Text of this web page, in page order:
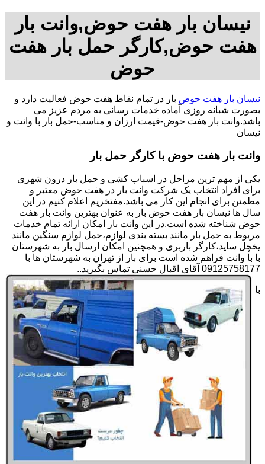
نیسان بار هفت حوض,وانت بار
هفت حوض,کارگر حمل بار هفت
حوض
نیسان بار هفت حوض بار در تمام نقاط هفت حوض فعالیت دارد و
بصورت شبانه روزی آماده خدمات رسانی به مردم عزیز می
باشد.وانت بار هفت حوض-قیمت ارزان و مناسب-حمل بار با وانت و
نیسان
وانت بار هفت حوض با کارگر حمل بار
یکی از مهم ترین مراحل در اسباب کشی و حمل بار درون شهری
برای افراد انتخاب یک شرکت وانت بار در هفت حوض معتبر و
مطمئن برای انجام این کار می باشد.مفتخریم اعلام کنیم در این
سال ها نیسان بار هفت حوض بار به عنوان بهترین وانت بار هفت
حوض شناخته شده است.در این وانت بار امکان ارائه تمام خدمات
مربوط به حمل بار مانند بسته بندی لوازم،حمل لوازم سنگین مانند
یخچل ساید،کارگر باربری و همچنین امکان ارسال بار به شهرستان
با با وانت فراهم شده است برای بار از تهران به شهرستان ها با
09125758177 آقای اقبال حسنی تماس بگیرید..
با